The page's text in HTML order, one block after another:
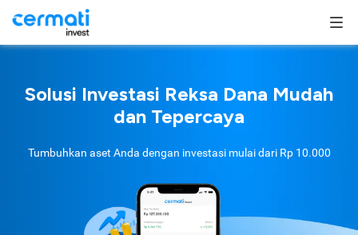
Solusi Investasi Reksa Dana Mudah
dan Tepercaya
Tumbuhkan aset Anda dengan investasi mulai dari Rp 10.000